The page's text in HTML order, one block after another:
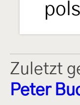
Zuletzt
Peter